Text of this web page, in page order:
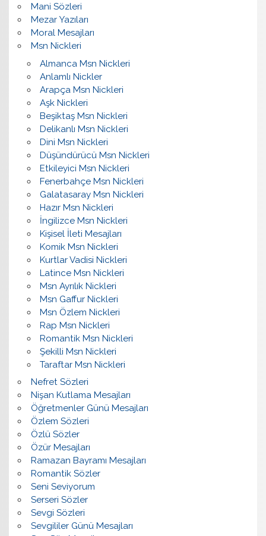
Mani Sözleri
Mezar Yazıları
Moral Mesajları
Msn Nickleri
Almanca Msn Nickleri
Anlamlı Nickler
Arapça Msn Nickleri
Aşk Nickleri
Beşiktaş Msn Nickleri
Delikanlı Msn Nickleri
Dini Msn Nickleri
Düşündürücü Msn Nickleri
Etkileyici Msn Nickleri
Fenerbahçe Msn Nickleri
Galatasaray Msn Nickleri
Hazır Msn Nickleri
İngilizce Msn Nickleri
Kişisel İleti Mesajları
Komik Msn Nickleri
Kurtlar Vadisi Nickleri
Latince Msn Nickleri
Msn Ayrılık Nickleri
Msn Gaffur Nickleri
Msn Özlem Nickleri
Rap Msn Nickleri
Romantik Msn Nickleri
Şekilli Msn Nickleri
Taraftar Msn Nickleri
Nefret Sözleri
Nişan Kutlama Mesajları
Öğretmenler Günü Mesajları
Özlem Sözleri
Özlü Sözler
Özür Mesajları
Ramazan Bayramı Mesajları
Romantik Sözler
Seni Seviyorum
Serseri Sözler
Sevgi Sözleri
Sevgililer Günü Mesajları